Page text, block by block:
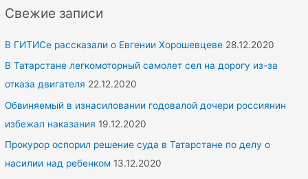
r
h
f
o
r
Свежие записи
В ГИТИСе рассказали о Евгении Хорошевцеве 28.12.2020
В Татарстане легкомоторный самолет сел на дорогу из-за
отказа двигателя 22.12.2020
Обвиняемый в изнасиловании годовалой дочери россиянин
избежал наказания 19.12.2020
Прокурор оспорил решение суда в Татарстане по делу о
насилии над ребенком 13.12.2020